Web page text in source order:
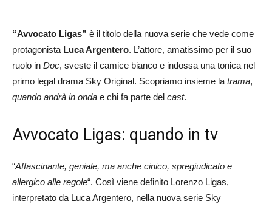
“Avvocato Ligas” è il titolo della nuova serie che vede come
protagonista Luca Argentero. L’attore, amatissimo per il suo
ruolo in Doc, sveste il camice bianco e indossa una tonica nel
primo legal drama Sky Original. Scopriamo insieme la trama,
quando andrà in onda e chi fa parte del cast.
Avvocato Ligas: quando in tv
“Affascinante, geniale, ma anche cinico, spregiudicato e
allergico alle regole“. Così viene definito Lorenzo Ligas,
interpretato da Luca Argentero, nella nuova serie Sky